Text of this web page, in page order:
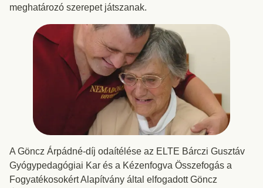
meghatározó szerepet játszanak.
A Göncz Árpádné-díj odaítélése az ELTE Bárczi Gusztáv
Gyógypedagógiai Kar és a Kézenfogva Összefogás a
Fogyatékosokért Alapítvány által elfogadott Göncz